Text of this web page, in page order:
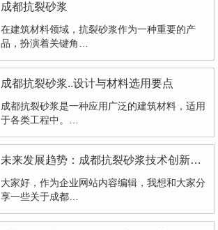
成都抗裂砂浆
在建筑材料领域，抗裂砂浆作为一种重要的产
品，扮演着关键角…
成都抗裂砂浆..设计与材料选用要点
成都抗裂砂浆是一种应用广泛的建筑材料，适用
于各类工程中。…
未来发展趋势：成都抗裂砂浆技术创新探讨
大家好，作为企业网站内容编辑，我想和大家分
享一些关于成都…